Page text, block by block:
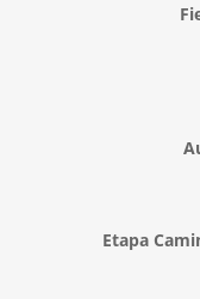
Etapa